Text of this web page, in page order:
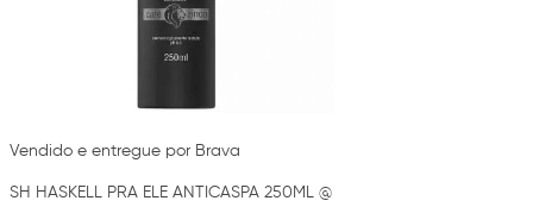
Vendido e entregue por Brava
SH HASKELL PRA ELE ANTICASPA 250ML @